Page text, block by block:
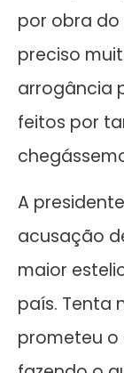
por obra do
preciso
arrogância
feitos por
A
acusação
maior
país. Tenta
prometeu o